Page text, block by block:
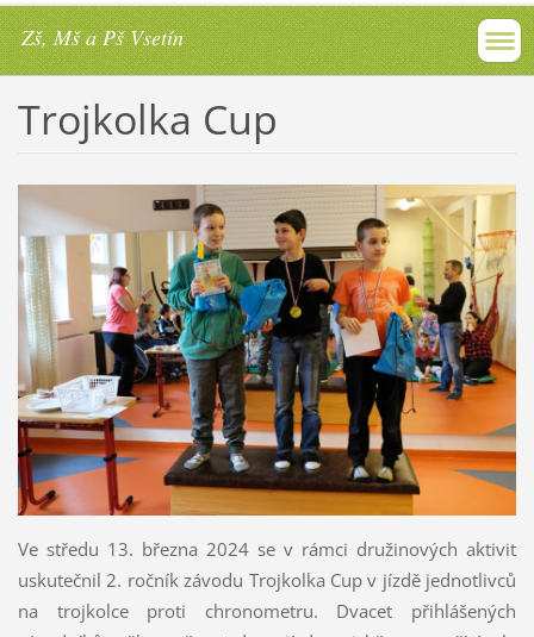
Zš, Mš a Pš Vsetín
Trojkolka Cup
Ve středu 13. března 2024 se v rámci družinových aktivit
uskutečnil 2. ročník závodu Trojkolka Cup v jízdě jednotlivců
na trojkolce proti chronometru. Dvacet přihlášených